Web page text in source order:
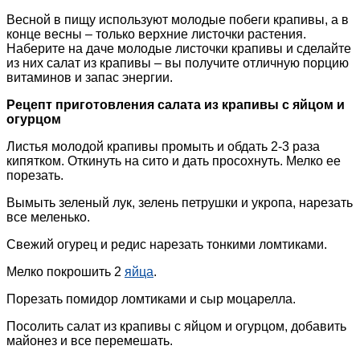
Весной в пищу используют молодые побеги крапивы, а в
конце весны – только верхние листочки растения.
Наберите на даче молодые листочки крапивы и сделайте
из них салат из крапивы – вы получите отличную порцию
витаминов и запас энергии.
Рецепт приготовления салата из крапивы с яйцом и
огурцом
Листья молодой крапивы промыть и обдать 2-3 раза
кипятком. Откинуть на сито и дать просохнуть. Мелко ее
порезать.
Вымыть зеленый лук, зелень петрушки и укропа, нарезать
все меленько.
Свежий огурец и редис нарезать тонкими ломтиками.
Мелко покрошить 2 яйца.
Порезать помидор ломтиками и сыр моцарелла.
Посолить салат из крапивы с яйцом и огурцом, добавить
майонез и все перемешать.